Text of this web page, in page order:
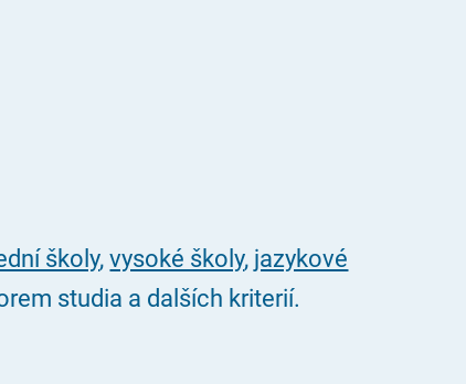
školy,vysoké školy, jazykové
studia a dalších kriterií.